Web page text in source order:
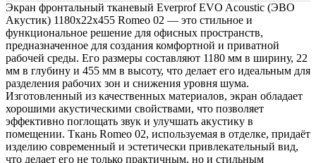
Экран фронтальный тканевый Everprof EVO Acoustic (ЭВО
Акустик) 1180х22x455 Romeo 02 — это стильное и
функциональное решение для офисных пространств,
предназначенное для создания комфортной и приватной
рабочей среды. Его размеры составляют 1180 мм в ширину, 22
мм в глубину и 455 мм в высоту, что делает его идеальным для
разделения рабочих зон и снижения уровня шума.
Изготовленный из качественных материалов, экран обладает
хорошими акустическими свойствами, что позволяет
эффективно поглощать звук и улучшать акустику в
помещении. Ткань Romeo 02, используемая в отделке, придаёт
изделию современный и эстетически привлекательный вид,
что делает его не только практичным, но и стильным